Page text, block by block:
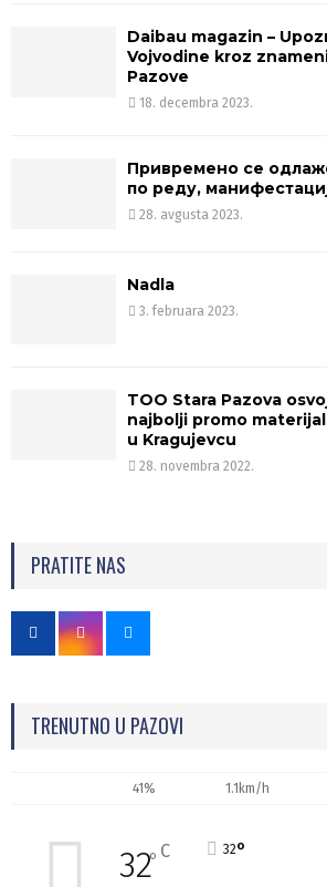
Daibau magazin –
Vojvodine kroz
Pazove
18. decembra 2023.
Привремено се
по реду,
28. avgusta 2023.
Nadla
3. februara 2023.
TOO Stara Pazova
najbolji promo
u Kragujevcu
28. novembra 2022.
PRATITE NAS
TRENUTNO U PAZOVI
41% 1.1km/h
32° C 32°